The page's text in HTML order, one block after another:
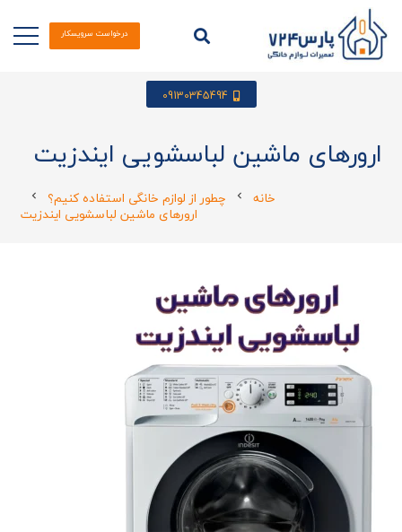
درخواست سرویسکار
09130345494
ارورهای ماشین لباسشویی ایندزیت
خانه chevron_left چطور از لوازم خانگی استفاده کنیم؟ chevron_left
ارورهای ماشین لباسشویی ایندزیت